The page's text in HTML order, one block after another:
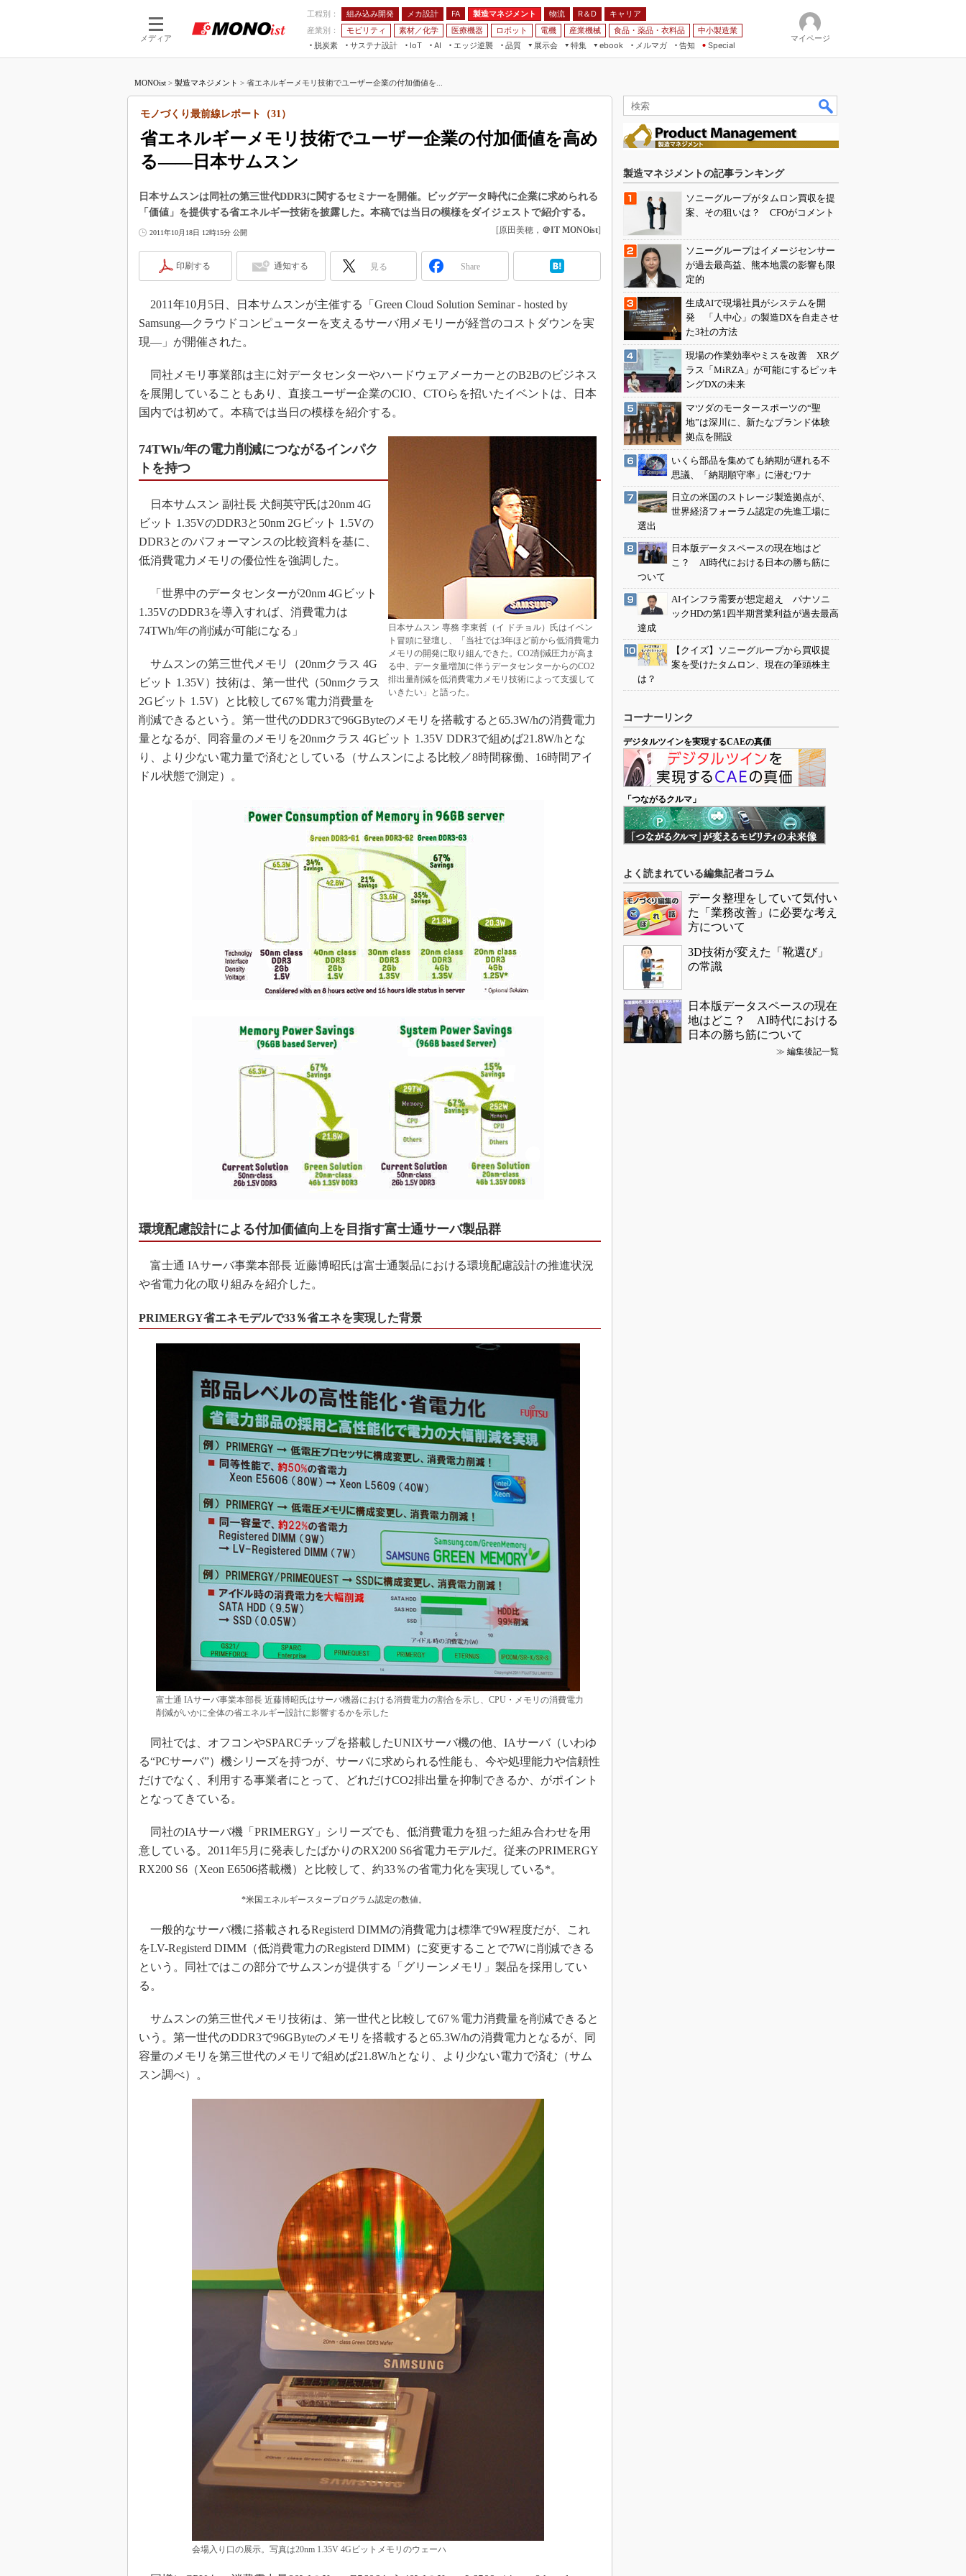
メディア
工程別： 組み込み開発 メカ設計 FA 製造マネジメント 物流 R＆D
キャリア
産業別：
モビリティ 素材／化学 医療機器 ロボット 電機 産業機械 食品・薬品・衣料品
中小製造業
脱炭素
サステナ設計
IoT
つながる工場
AI
AI×設備保全
エッジ逆襲 品質
展示会
JIMTOF
IIFES
TECHNO-FRONTIER
EdgeTech+
特集
つながるクルマ
VR／AR
フィールドサービス
組み込み画像技術
組み込みモデリング
車載ソフト開発
ISO26262
無償設計ツール
3Dプリンタ
S＆OP
インダストリー4.0
製造業ビッグデータ
グローバル設計・開発
制御セキュリティ
ebook
FA
モビリティ
メルマガ
告知 Special
マイページ
MONOist > 製造マネジメント > 省エネルギーメモリ技術でユーザー企業の付加価値を...
省エネルギーメモリ技術でユーザー企業の付加価値を高め
る――日本サムスン
モノづくり最前線レポート（31）
日本サムスンは同社の第三世代DDR3に関するセミナーを開催。ビッグデータ時代に企業に求められる
「価値」を提供する省エネルギー技術を披露した。本稿では当日の模様をダイジェストで紹介する。
2011年10月18日 12時15分 公開 [原田美穂， ＠IT MONOist]
印刷する 通知する 見る Share
2011年10月5日、日本サムスンが主催する「Green Cloud Solution Seminar - hosted by
Samsung―クラウドコンピューターを支えるサーバ用メモリーが経営のコストダウンを実
現―」が開催された。
同社メモリ事業部は主に対データセンターやハードウェアメーカーとのB2Bのビジネス
を展開していることもあり、直接ユーザー企業のCIO、CTOらを招いたイベントは、日本
国内では初めて。本稿では当日の模様を紹介する。
日本サムスン 専務 李東哲（イ ドチョル）氏はイベン
ト冒頭に登壇し、「当社では3年ほど前から低消費電力
メモリの開発に取り組んできた。CO2削減圧力が高ま
る中、データ量増加に伴うデータセンターからのCO2
排出量削減を低消費電力メモリ技術によって支援して
いきたい」と語った。
74TWh/年の電力削減につながるインパク
トを持つ
日本サムスン 副社長 犬飼英守氏は20nm 4G
ビット 1.35VのDDR3と50nm 2Gビット 1.5Vの
DDR3とのパフォーマンスの比較資料を基に、
低消費電力メモリの優位性を強調した。
「世界中のデータセンターが20nm 4Gビット
1.35VのDDR3を導入すれば、消費電力は
74TWh/年の削減が可能になる」
サムスンの第三世代メモリ（20nmクラス 4G
ビット 1.35V）技術は、第一世代（50nmクラス
2Gビット 1.5V）と比較して67％電力消費量を
削減できるという。第一世代のDDR3で96GByteのメモリを搭載すると65.3W/hの消費電力
量となるが、同容量のメモリを20nmクラス 4Gビット 1.35V DDR3で組めば21.8W/hとな
り、より少ない電力量で済むとしている（サムスンによる比較／8時間稼働、16時間アイ
ドル状態で測定）。
環境配慮設計による付加価値向上を目指す富士通サーバ製品群
富士通 IAサーバ事業本部長 近藤博昭氏は富士通製品における環境配慮設計の推進状況
や省電力化の取り組みを紹介した。
PRIMERGY省エネモデルで33％省エネを実現した背景
富士通 IAサーバ事業本部長 近藤博昭氏はサーバ機器における消費電力の割合を示し、CPU・メモリの消費電力
削減がいかに全体の省エネルギー設計に影響するかを示した
同社では、オフコンやSPARCチップを搭載したUNIXサーバ機の他、IAサーバ（いわゆ
る“PCサーバ”）機シリーズを持つが、サーバに求められる性能も、今や処理能力や信頼性
だけでなく、利用する事業者にとって、どれだけCO2排出量を抑制できるか、がポイント
となってきている。
同社のIAサーバ機「PRIMERGY」シリーズでも、低消費電力を狙った組み合わせを用
意している。2011年5月に発表したばかりのRX200 S6省電力モデルだ。従来のPRIMERGY
RX200 S6（Xeon E6506搭載機）と比較して、約33％の省電力化を実現している*。
*米国エネルギースタープログラム認定の数値。
一般的なサーバ機に搭載されるRegisterd DIMMの消費電力は標準で9W程度だが、これ
をLV-Registerd DIMM（低消費電力のRegisterd DIMM）に変更することで7Wに削減できる
という。同社ではこの部分でサムスンが提供する「グリーンメモリ」製品を採用してい
る。
サムスンの第三世代メモリ技術は、第一世代と比較して67％電力消費量を削減できると
いう。第一世代のDDR3で96GByteのメモリを搭載すると65.3W/hの消費電力となるが、同
容量のメモリを第三世代のメモリで組めば21.8W/hとなり、より少ない電力で済む（サム
スン調べ）。
会場入り口の展示。写真は20nm 1.35V 4Gビットメモリのウェーハ
製造マネジメントの記事ランキング
ソニーグループがタムロン買収を提
案、その狙いは？ CFOがコメント
ソニーグループはイメージセンサー
が過去最高益、熊本地震の影響も限
定的
生成AIで現場社員がシステムを開
発 「人中心」の製造DXを自走させ
た3社の方法
現場の作業効率やミスを改善 XRグ
ラス「MiRZA」が可能にするピッキ
ングDXの未来
マツダのモータースポーツの“聖
地”は深川に、新たなブランド体験
拠点を開設
いくら部品を集めても納期が遅れる不
思議、「納期順守率」に潜むワナ
日立の米国のストレージ製造拠点が、
世界経済フォーラム認定の先進工場に
選出
日本版データスペースの現在地はど
こ？ AI時代における日本の勝ち筋に
ついて
AIインフラ需要が想定超え パナソニ
ックHDの第1四半期営業利益が過去最高
達成
【クイズ】ソニーグループから買収提
案を受けたタムロン、現在の筆頭株主
は？
コーナーリンク
デジタルツインを実現するCAEの真価
「つながるクルマ」
よく読まれている編集記者コラム
データ整理をしていて気付い
た「業務改善」に必要な考え
方について
3D技術が変えた「靴選び」
の常識
日本版データスペースの現在
地はどこ？ AI時代における
日本の勝ち筋について
≫ 編集後記一覧